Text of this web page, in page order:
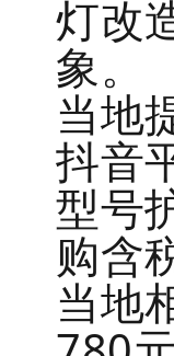
灯改
象。
当地
抖音
型号
购含
当地